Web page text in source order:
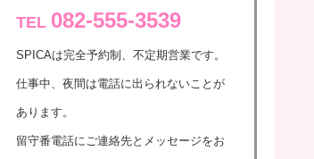
TEL 082-555-3539
SPICAは完全予約制、不定期営業です。
仕事中、夜間は電話に出られないことが
あります。
留守番電話にご連絡先とメッセージをお